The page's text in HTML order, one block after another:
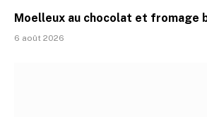
Moelleux au chocolat et fromage
6 août 2026